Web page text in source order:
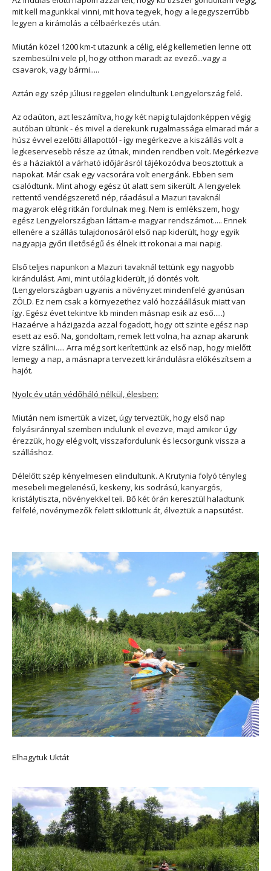
mit kell magunkkal vinni, mit hova tegyek, hogy a legegyszerrűbb
legyen a kirámolás a célbaérkezés után.
Miután közel 1200 km-t utazunk a célig, elég kellemetlen lenne ott
szembesülni vele pl, hogy otthon maradt az evező...vagy a
csavarok, vagy bármi.....
Aztán egy szép júliusi reggelen elindultunk Lengyelország felé.
Az odaúton, azt leszámítva, hogy két napig tulajdonképpen végig
autóban ültünk - és mivel a derekunk rugalmassága elmarad már a
húsz évvel ezelőtti állapottól - így megérkezve a kiszállás volt a
legkeservesebb része az útnak, minden rendben volt. Megérkezve
és a háziaktól a várható időjárásról tájékozódva beosztottuk a
napokat. Már csak egy vacsorára volt energiánk. Ebben sem
csalódtunk. Mint ahogy egész út alatt sem sikerült. A lengyelek
rettentő vendégszerető nép, ráadásul a Mazuri tavaknál
magyarok elég ritkán fordulnak meg. Nem is emlékszem, hogy
egész Lengyelországban láttam-e magyar rendszámot..... Ennek
ellenére a szállás tulajdonosáról első nap kiderült, hogy egyik
nagyapja győri illetőségű és élnek itt rokonai a mai napig.
Első teljes napunkon a Mazuri tavaknál tettünk egy nagyobb
kirándulást. Ami, mint utólag kiderült, jó döntés volt.
(Lengyelországban ugyanis a növényzet mindenfelé gyanúsan
ZÖLD. Ez nem csak a környezethez való hozzáállásuk miatt van
így. Egész évet tekintve kb minden másnap esik az eső.....)
Hazaérve a házigazda azzal fogadott, hogy ott szinte egész nap
esett az eső. Na, gondoltam, remek lett volna, ha aznap akarunk
vízre szállni..... Arra még sort kerítettünk az első nap, hogy mielőtt
lemegy a nap, a másnapra tervezett kirándulásra előkészítsem a
hajót.
Nyolc év után védőháló nélkül, élesben:
Miután nem ismertük a vizet, úgy terveztük, hogy első nap
folyásiránnyal szemben indulunk el evezve, majd amikor úgy
érezzük, hogy elég volt, visszafordulunk és lecsorgunk vissza a
szálláshoz.
Délelőtt szép kényelmesen elindultunk. A Krutynia folyó tényleg
mesebeli megjelenésű, keskeny, kis sodrású, kanyargós,
kristálytiszta, növényekkel teli. Bő két órán keresztül haladtunk
felfelé, növénymezők felett siklottunk át, élveztük a napsütést.
Elhagytuk Uktát